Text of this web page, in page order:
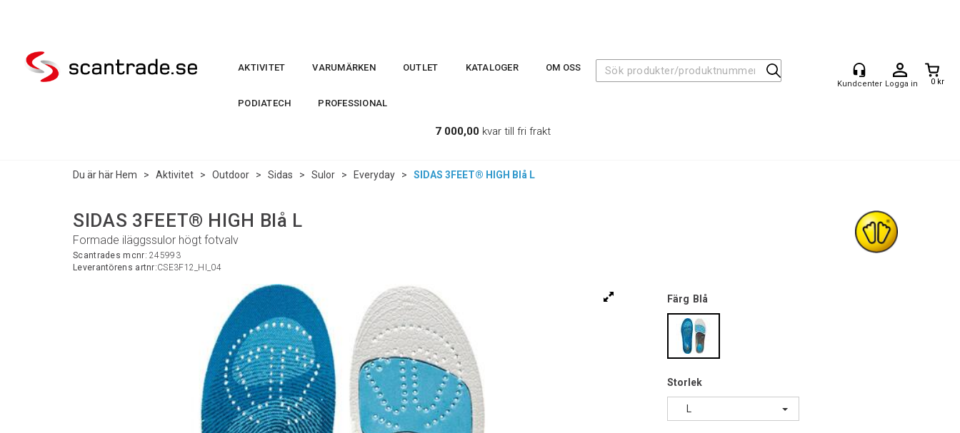
Logga in 0 kr
AKTIVITET VARUMÄRKEN OUTLET KATALOGER OM OSS
PODIATECH PROFESSIONAL
7 000,00 kvar till fri frakt
Du är här Hem > Aktivitet > Outdoor > Sidas > Sulor > Everyday > SIDAS 3FEET® HIGH Blå L
SIDAS 3FEET® HIGH Blå L
Formade iläggssulor högt fotvalv
Scantrades mcnr:245993
Leverantörens artnr:CSE3F12_HI_04
Färg Blå
Storlek